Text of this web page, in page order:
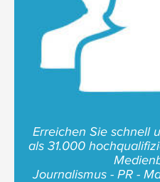
Erreichen Sie schnell
als 31.000
Journalismus - PR -